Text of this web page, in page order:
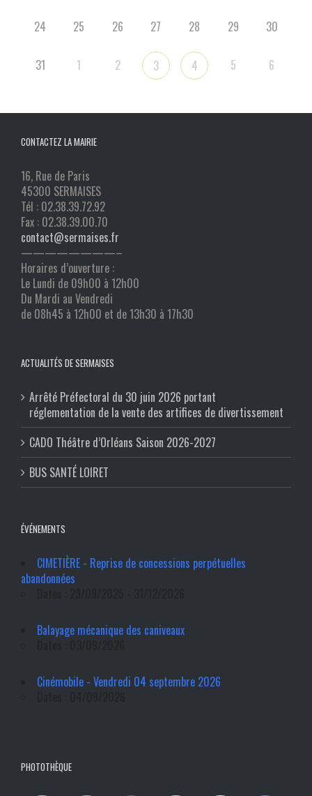
24 25 26 27 28 29 30
31 1 2 3 4 5 6
CONTACTEZ LA MAIRIE
16, Rue de Paris
45300 SERMAISES
Tél : 02.38.39.72.92
Fax : 02.38.39.00.70
contact@sermaises.fr
————————–
Horaires d’ouverture :
Le Lundi de 09h00 à 12h00
Du Mardi au Vendredi
de 08h45 à 12h00 et de 13h30 à 17h30
ACTUALITÉS DE SERMAISES
Arrêté Préfectoral du 30 juin 2026 portant
réglementation de la vente des artifices de divertissement
CADO Théâtre d’Orléans Saison 2026-2027
BUS SANTÉ LOIRET
ÉVÉNEMENTS
CIMETIÈRE - Reprise de concessions perpétuelles
abandonnées
Balayage mécanique des caniveaux
Cinémobile - Vendredi 04 septembre 2026
PHOTOTHÈQUE